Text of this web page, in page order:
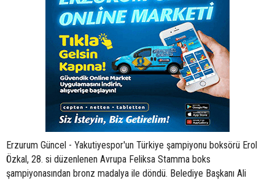
Erzurum Güncel - Yakutiyespor'un Türkiye şampiyonu boksörü Erol
Özkal, 28. si düzenlenen Avrupa Feliksa Stamma boks
şampiyonasından bronz madalya ile döndü. Belediye Başkanı Ali